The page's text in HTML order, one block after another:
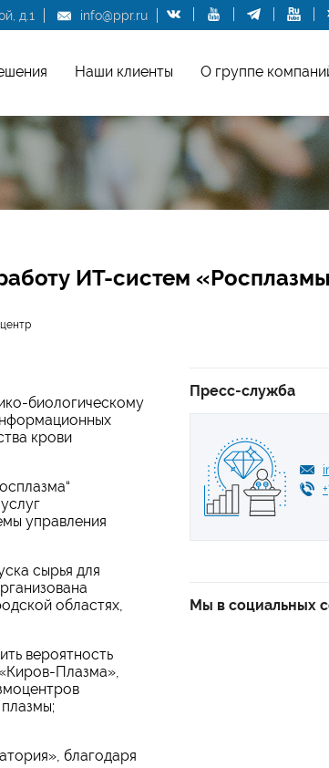
д.1 info@ppr.ru
Наши клиенты О группе
ИТ-систем
биологическому
крови
управления
сырья для
областях,
вероятность
Плазма»,
благодаря
Пресс-служба
Мы в социальных